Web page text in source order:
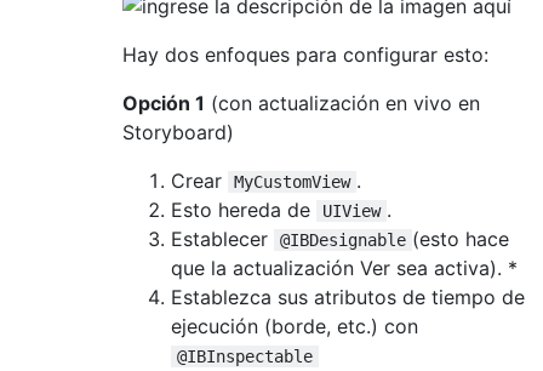
Hay dos enfoques para configurar esto:
Opción 1 (con actualización en vivo en
Storyboard)
Crear
MyCustomView .
Esto hereda de
UIView .
Establecer
@IBDesignable (esto hace
que la actualización Ver sea activa). *
Establezca sus atributos de tiempo de
ejecución (borde, etc.) con
@IBInspectable